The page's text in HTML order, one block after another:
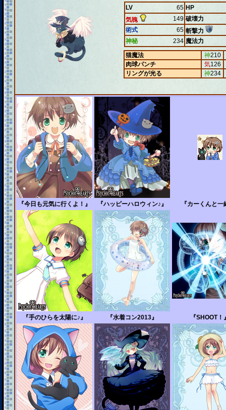
LV 65 HP
気魄
149 破壊力
術式
65 斬撃力
神秘
234 魔法力
猫魔法
神210
肉球パンチ
気126
リングが光る
神234
『今日も元気に行くよ！』 『ハッピーハロウィン♪』 『カーくんと一
『手のひらを太陽に♪』 『水着コン2013』 『SHOOT！